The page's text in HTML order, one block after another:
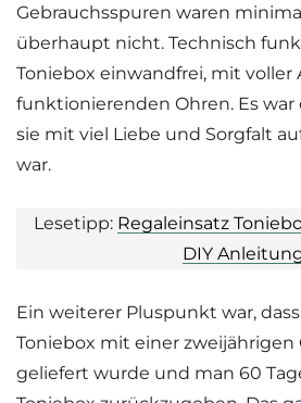
Gebrauchsspuren waren
überhaupt nicht. Technisch
Toniebox einwandfrei, mit voller
funktionierenden Ohren. Es war
sie mit viel Liebe und Sorgfalt
war.
Lesetipp: Regaleinsatz
DIY
Ein weiterer Pluspunkt war,
Toniebox mit einer zweijährigen
geliefert wurde und man 60